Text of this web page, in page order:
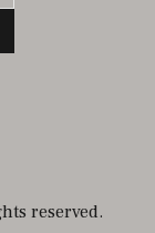
reserved.